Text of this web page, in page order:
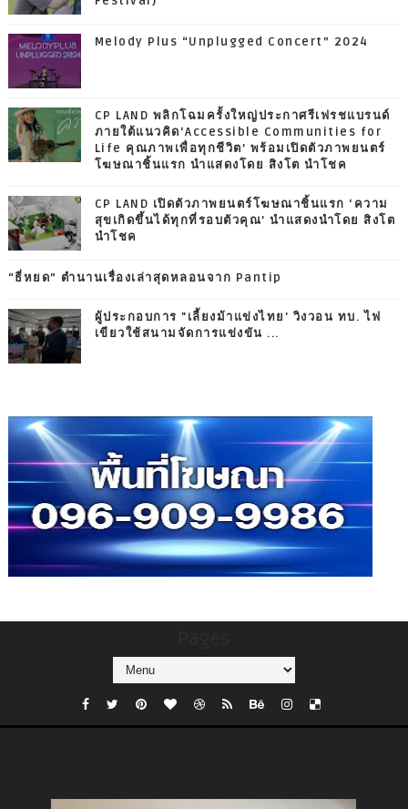
Melody Plus “Unplugged Concert” 2024
CP LAND พลิกโฉมครั้งใหญ่ประกาศรีเฟรชแบรนด์
ภายใต้แนวคิด‘Accessible Communities for
Life คุณภาพเพื่อทุกชีวิต’ พร้อมเปิดตัวภาพยนตร์
โฆษณาชิ้นแรก นำแสดงโดย สิงโต นำโชค
CP LAND เปิดตัวภาพยนตร์โฆษณาชิ้นแรก ‘ความ
สุขเกิดขึ้นได้ทุกที่รอบตัวคุณ’ นำแสดงนำโดย สิงโต
นำโชค
“ธี่หยด” ตำนานเรื่องเล่าสุดหลอนจาก Pantip
ผู้ประกอบการ "เลี้ยงม้าแข่งไทย' วิงวอน ทบ. ไฟ
เขียวใช้สนามจัดการแข่งขัน ...